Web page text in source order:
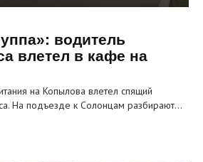
водитель
влетел в кафе на
на Копылова влетел спящий
На подъезде к Солонцам разбирают…